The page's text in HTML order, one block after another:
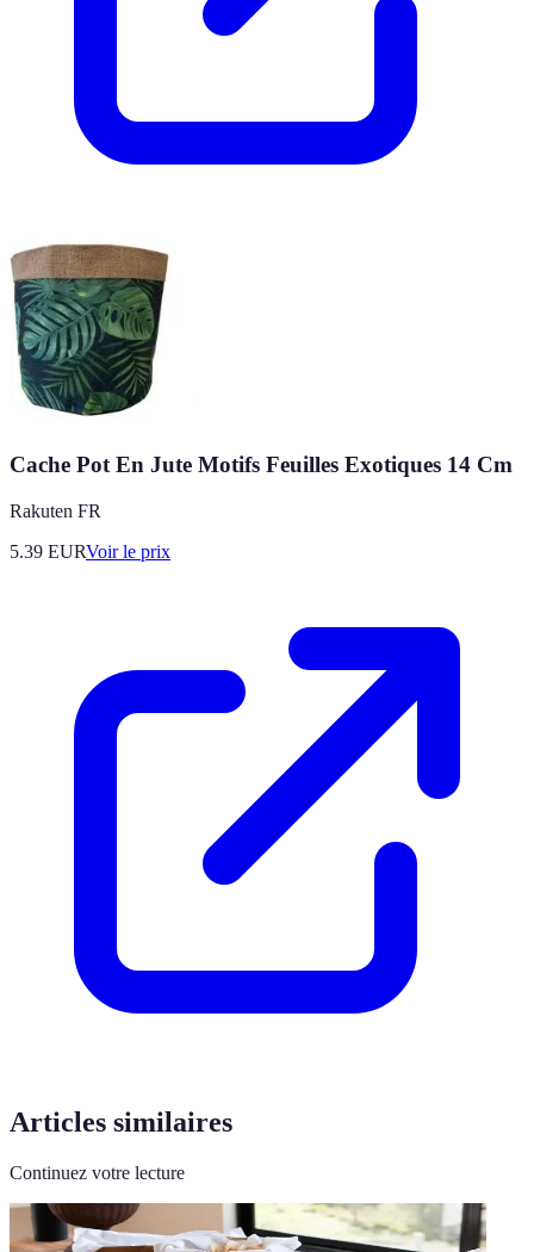
Cache Pot En Jute Motifs Feuilles Exotiques 14 Cm
Rakuten FR
5.39 EURVoir le prix
Articles similaires
Continuez votre lecture